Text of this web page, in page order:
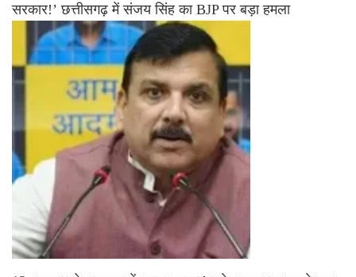
सरकार!’ छत्तीसगढ़ में संजय सिंह का BJP पर बड़ा हमला